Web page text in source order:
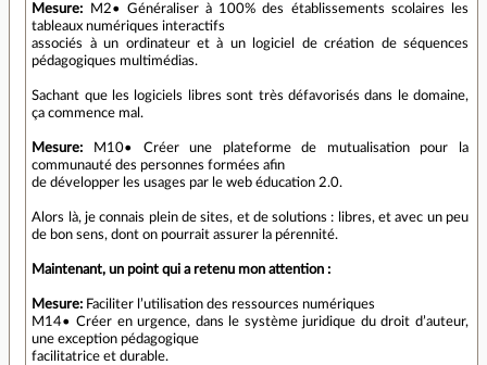
Mesure: M2• Généraliser à 100% des établissements scolaires les
tableaux numériques interactifs
associés à un ordinateur et à un logiciel de création de séquences
pédagogiques multimédias.
Sachant que les logiciels libres sont très défavorisés dans le domaine,
ça commence mal.
Mesure: M10• Créer une plateforme de mutualisation pour la
communauté des personnes formées afin
de développer les usages par le web éducation 2.0.
Alors là, je connais plein de sites, et de solutions : libres, et avec un peu
de bon sens, dont on pourrait assurer la pérennité.
Maintenant, un point qui a retenu mon attention :
Mesure: Faciliter l’utilisation des ressources numériques
M14• Créer en urgence, dans le système juridique du droit d’auteur,
une exception pédagogique
facilitatrice et durable.